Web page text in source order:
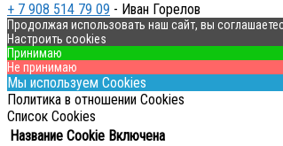
+ 7 908 514 79 09 - Иван Горелов
Продолжая использовать наш сайт, вы
Настроить cookies
Принимаю
Не принимаю
Мы используем Cookies
Политика в отношении Cookies
Список Cookies
Название Cookie Включена